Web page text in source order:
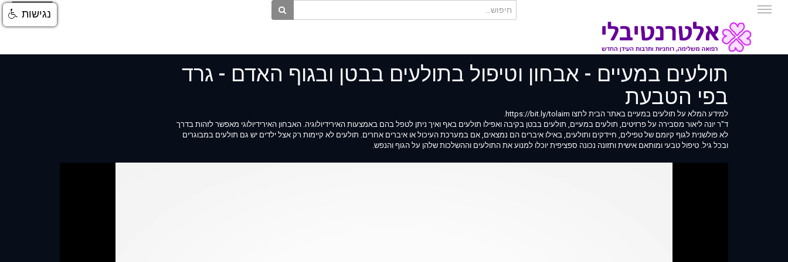
התחברות
תולעים במעיים - אבחון וטיפול בתולעים בבטן ובגוף האדם - גרד
בפי הטבעת
למידע המלא על תולעים במעיים באתר הבית לחצו https://bit.ly/tolaim.
ד"ר יונה ליאור מסבירה על פרזיטים, תולעים במעיים, תולעים בבטן בקיבה ואפילו תולעים באף ואיך ניתן לטפל בהם באמצעות האירידיולוגיה. האבחון האירידיולוגי מאפשר לזהות בדרך
לא פולשנית לגוף קיומם של טפילים, חיידקים ותולעים, באילו איברים הם נמצאים, אם במערכת העיכול או איברים אחרים. תולעים לא קיימות רק אצל ילדים יש גם תולעים במבוגרים
ובכל גיל. טיפול טבעי ומותאם אישית ותזונה נכונה ספציפית יוכלו למנוע את התולעים וההשלכות שלהן על הגוף והנפש.
נגישות